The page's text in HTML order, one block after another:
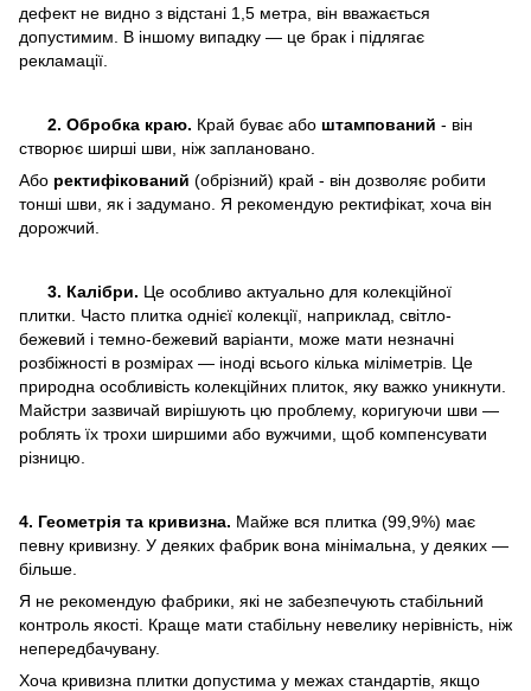
дефект не видно з відстані 1,5 метра, він вважається
допустимим. В іншому випадку — це брак і підлягає
рекламації.
2. Обробка краю. Край буває або штампований - він
створює ширші шви, ніж заплановано.
Або ректифікований (обрізний) край - він дозволяє робити
тонші шви, як і задумано. Я рекомендую ректифікат, хоча він
дорожчий.
3. Калібри. Це особливо актуально для колекційної
плитки. Часто плитка однієї колекції, наприклад, світло-
бежевий і темно-бежевий варіанти, може мати незначні
розбіжності в розмірах — іноді всього кілька міліметрів. Це
природна особливість колекційних плиток, яку важко уникнути.
Майстри зазвичай вирішують цю проблему, коригуючи шви —
роблять їх трохи ширшими або вужчими, щоб компенсувати
різницю.
4. Геометрія та кривизна. Майже вся плитка (99,9%) має
певну кривизну. У деяких фабрик вона мінімальна, у деяких —
більше.
Я не рекомендую фабрики, які не забезпечують стабільний
контроль якості. Краще мати стабільну невелику нерівність, ніж
непередбачувану.
Хоча кривизна плитки допустима у межах стандартів, якщо